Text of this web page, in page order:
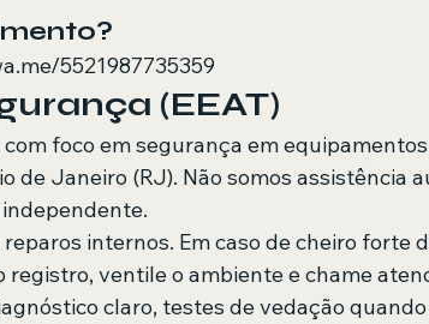
5521987735359
(EEAT)
foco em segurança em
de Janeiro (RJ). Não somos assistência
internos. Em caso de cheiro forte
registro, ventile o ambiente e chame
claro, testes de vedação